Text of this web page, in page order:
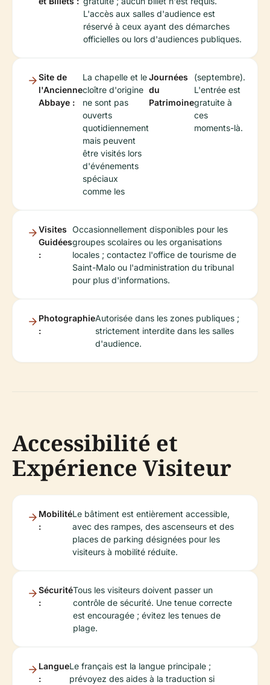
L'accès aux salles d'audience est
réservé à ceux ayant des démarches
officielles ou lors d'audiences publiques.
Site de
l'Ancienne
Abbaye :
La chapelle et le
cloître d'origine
ne sont pas
ouverts
quotidiennement
mais peuvent
être visités lors
d'événements
spéciaux
comme les
Journées
du
Patrimoine
(septembre).
L'entrée est
gratuite à
ces
moments-là.
Visites
Guidées
:
Occasionnellement disponibles pour les
groupes scolaires ou les organisations
locales ; contactez l'office de tourisme de
Saint-Malo ou l'administration du tribunal
pour plus d'informations.
Photographie
:
Autorisée dans les zones publiques ;
strictement interdite dans les salles
d'audience.
Accessibilité et
Expérience Visiteur
Mobilité
:
Le bâtiment est entièrement accessible,
avec des rampes, des ascenseurs et des
places de parking désignées pour les
visiteurs à mobilité réduite.
Sécurité
:
Tous les visiteurs doivent passer un
contrôle de sécurité. Une tenue correcte
est encouragée ; évitez les tenues de
plage.
Langue
:
Le français est la langue principale ;
prévoyez des aides à la traduction si